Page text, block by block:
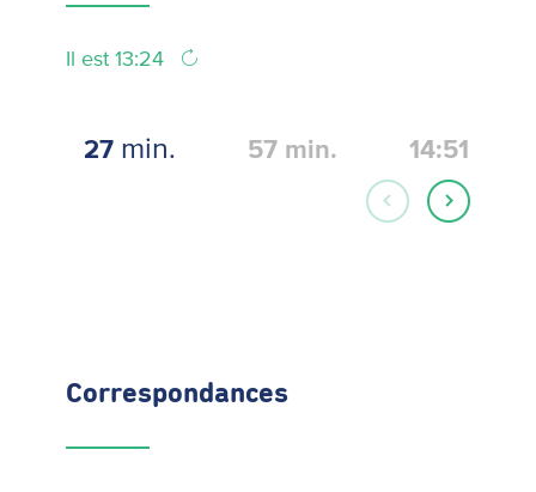
Il est 13:24
27 min. 57 min. 14:51
Correspondances